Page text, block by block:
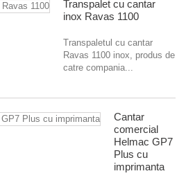
Transpalet cu cantar
inox Ravas 1100
Transpaletul cu cantar
Ravas 1100 inox, produs de
catre compania...
Cantar
comercial
Helmac GP7
Plus cu
imprimanta